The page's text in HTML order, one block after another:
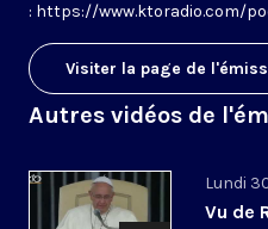
: https://www.ktoradio.com/
Visiter la page de
Autres vidéos de
Lundi
Vu de